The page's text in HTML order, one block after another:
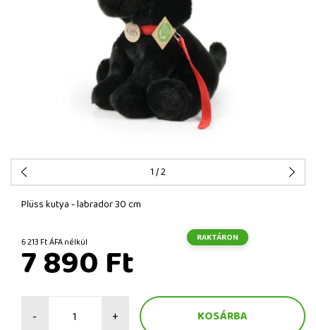
1/ 2
Plüss kutya - labrador 30 cm
6 213 Ft ÁFA nélkül RAKTÁRON
7 890 Ft
- +